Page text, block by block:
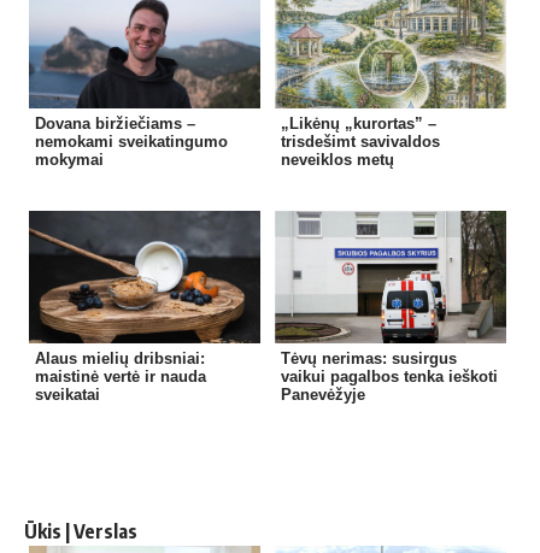
Dovana biržiečiams –
nemokami sveikatingumo
mokymai
„Likėnų „kurortas” –
trisdešimt savivaldos
neveiklos metų
Alaus mielių dribsniai:
maistinė vertė ir nauda
sveikatai
Tėvų nerimas: susirgus
vaikui pagalbos tenka ieškoti
Panevėžyje
Ūkis | Verslas